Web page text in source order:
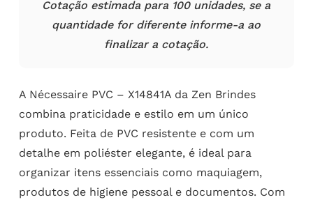
Cotação estimada para 100 unidades, se a
quantidade for diferente informe-a ao
finalizar a cotação.
A Nécessaire PVC – X14841A da Zen Brindes
combina praticidade e estilo em um único
produto. Feita de PVC resistente e com um
detalhe em poliéster elegante, é ideal para
organizar itens essenciais como maquiagem,
produtos de higiene pessoal e documentos. Com